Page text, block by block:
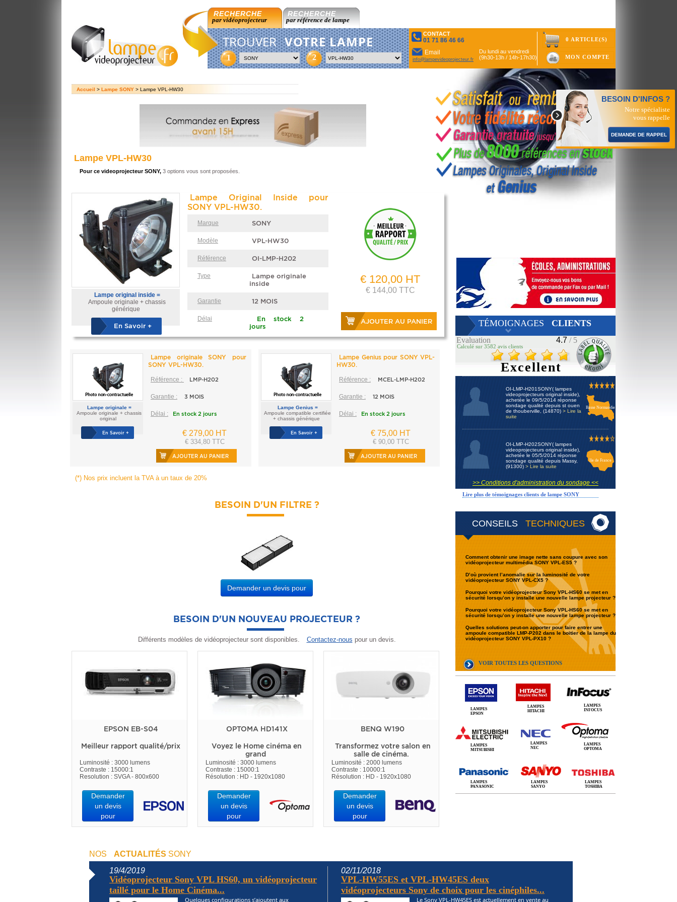
RECHERCHE
par vidéoprojecteur
RECHERCHE
par référence de lampe
TROUVER VOTRE LAMPE
1 2
CONTACT
01 71 86 46 66
Email
info@lampevideoprojecteur.fr
Du lundi au vendredi
(9h30-13h / 14h-17h30)
0 ARTICLE(S)
MON COMPTE
Accueil > Lampe SONY > Lampe VPL-HW30
CONSEILS TECHNIQUES
BESOIN D'INFOS ?
Notre spécialiste
vous rappelle
DEMANDE DE RAPPEL
Comment obtenir une image nette sans coupure avec son
vidéoprojecteur multimédia SONY VPL-ES5 ?
D’où provient l’anomalie sur la luminosité de votre
vidéoprojecteur SONY VPL-CX5 ?
Pourquoi votre vidéoprojecteur Sony VPL-HS60 se met en
sécurité lorsqu’on y installe une nouvelle lampe projecteur ?
Pourquoi votre vidéoprojecteur Sony VPL-HS60 se met en
sécurité lorsqu’on y installe une nouvelle lampe projecteur ?
Quelles solutions peut-on apporter pour faire entrer une
ampoule compatible LMP-P202 dans le boitier de la lampe du
vidéoprojecteur SONY VPL-PX10 ?
VOIR TOUTES LES QUESTIONS
TÉMOIGNAGES CLIENTS
Evaluation 4.7 / 5
Calculé sur 3582 avis clients
Excellent
OI-LMP-H201SONY( lampes
videoprojecteurs original inside),
achetée le 09/5/2014 réponse
sondage qualité depuis st ouen
de thouberville, (14870) > Lire la
suite
Basse Normandie
OI-LMP-H202SONY( lampes
videoprojecteurs original inside),
achetée le 05/5/2014 réponse
sondage qualité depuis Massy,
(91300) > Lire la suite
Ile de France
>> Conditions d'administration du sondage <<
Lire plus de témoignages clients de lampe SONY
LAMPES
EPSON
LAMPES
HITACHI
LAMPES
INFOCUS
LAMPES
MITSUBISHI
LAMPES
NEC
LAMPES
OPTOMA
LAMPES
PANASONIC
LAMPES
SANYO
LAMPES
TOSHIBA
Lampe VPL-HW30
Pour ce videoprojecteur SONY, 3 options vous sont proposées.
Lampe original inside =
Ampoule originale + chassis
générique
En Savoir +
Lampe Original Inside pour
SONY VPL-HW30.
Marque SONY
Modèle VPL-HW30
Référence OI-LMP-H202
Type
Lampe originale
inside
Garantie 12 MOIS
Délai
En stock 2
jours
€ 120,00 HT
€ 144,00 TTC
AJOUTER AU PANIER
Lampe originale =
Ampoule originale + chassis
original
En Savoir +
Lampe originale SONY pour
SONY VPL-HW30.
Référence : LMP-H202
Garantie : 3 MOIS
Délai : En stock 2 jours
€ 279,00 HT
€ 334,80 TTC
AJOUTER AU PANIER
Lampe Genius =
Ampoule compatible certifiée
+ chassis générique
En Savoir +
Lampe Genius pour SONY VPL-
HW30.
Référence : MCEL-LMP-H202
Garantie : 12 MOIS
Délai : En stock 2 jours
€ 75,00 HT
€ 90,00 TTC
AJOUTER AU PANIER
(*) Nos prix incluent la TVA à un taux de 20%
BESOIN D'UN FILTRE ?
Demander un devis pour
BESOIN D'UN NOUVEAU PROJECTEUR ?
Différents modèles de vidéoprojecteur sont disponibles. Contactez-nous pour un devis.
EPSON EB-S04
Meilleur rapport qualité/prix
Luminosité : 3000 lumens
Contraste : 15000:1
Resolution : SVGA - 800x600
Demander
un devis
pour
OPTOMA HD141X
Voyez le Home cinéma en
grand
Luminosité : 3000 lumens
Contraste : 15000:1
Résolution : HD - 1920x1080
Demander
un devis
pour
BENQ W190
Transformez votre salon en
salle de cinéma.
Luminosité : 2000 lumens
Contraste : 10000:1
Résolution : HD - 1920x1080
Demander
un devis
pour
NOS ACTUALITÉS SONY
19/4/2019
Vidéoprojecteur Sony VPL HS60, un vidéoprojecteur
taillé pour le Home Cinéma...
Quelques configurations s’ajoutent aux
02/11/2018
VPL-HW55ES et VPL-HW45ES deux
vidéoprojecteurs Sony de choix pour les cinéphiles...
Le Sony VPL-HW45ES est actuellement en vente au